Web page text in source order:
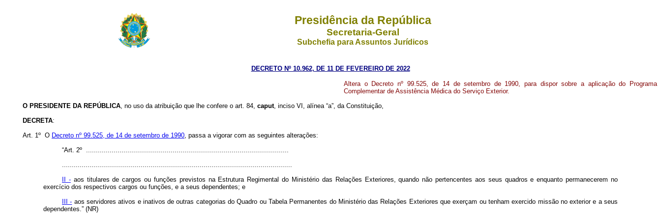
Presidência da República
Secretaria-Geral
Subchefia para Assuntos Jurídicos
DECRETO Nº 10.962, DE 11 DE FEVEREIRO DE 2022
Altera o Decreto nº 99.525, de 14 de setembro de 1990, para dispor sobre a aplicação do Programa
Complementar de Assistência Médica do Serviço Exterior.
O PRESIDENTE DA REPÚBLICA, no uso da atribuição que lhe confere o art. 84, caput, inciso VI, alínea “a”, da Constituição,
DECRETA:
Art. 1º O Decreto nº 99.525, de 14 de setembro de 1990, passa a vigorar com as seguintes alterações:
“Art. 2º .......................................................................................................
.....................................................................................................................
II -aos titulares de cargos ou funções previstos na Estrutura Regimental do Ministério das Relações Exteriores, quando não pertencentes aos seus quadros e enquanto permanecerem no
exercício dos respectivos cargos ou funções, e a seus dependentes; e
III - aos servidores ativos e inativos de outras categorias do Quadro ou Tabela Permanentes do Ministério das Relações Exteriores que exerçam ou tenham exercido missão no exterior e a seus
dependentes.” (NR)